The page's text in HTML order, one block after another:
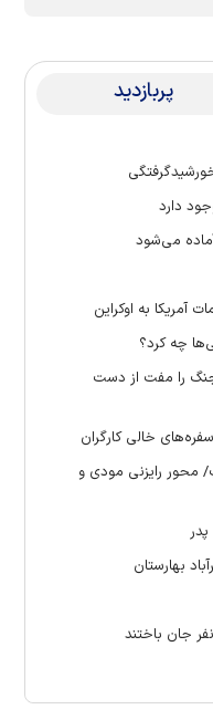
پربازدید
دارد
آماده می‌شود
آمریکا به اوکراین
چه کرد؟
جنگ را مفت از دست
محور رایزنی مودی و
بهارستان